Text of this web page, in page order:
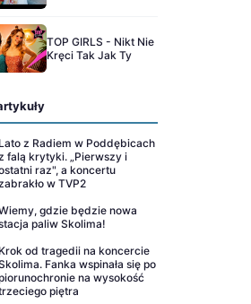
TOP GIRLS - Nikt Nie
Kręci Tak Jak Ty
Lato z Radiem w Poddębicach
falą krytyki. „Pierwszy i
raz", a koncertu
w TVP2
gdzie będzie nowa
paliw Skolima!
Krok od tragedii na koncercie
Fanka wspinała się po
na wysokość
piętra